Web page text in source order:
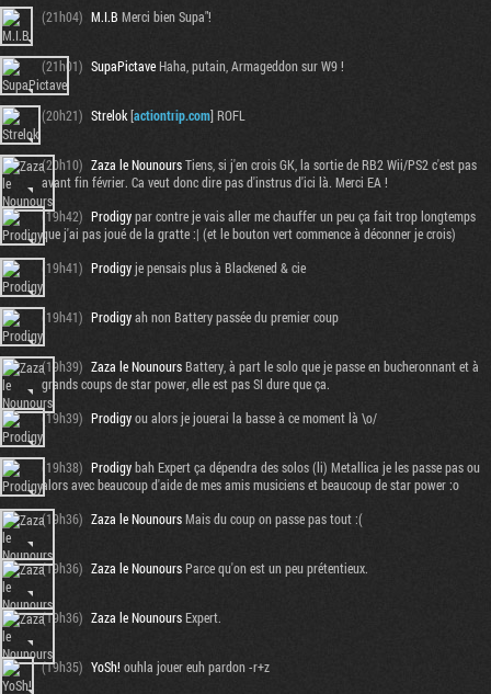
(21h04) M.I.B Merci bien Supa"!
(21h01) SupaPictaveHaha, putain, Armageddon sur W9 !
(20h21) Strelok[actiontrip.com] ROFL
(20h10) Zaza le NounoursTiens, si j'en crois GK, la sortie de RB2 Wii/PS2 c'est pas
avant fin février. Ca veut donc dire pas d'instrus d'ici là. Merci EA !
(19h42) Prodigypar contre je vais aller me chauffer un peu ça fait trop longtemps
que j'ai pas joué de la gratte :| (et le bouton vert commence à déconner je crois)
(19h41) Prodigyje pensais plus à Blackened & cie
(19h41) Prodigyah non Battery passée du premier coup
(19h39) Zaza le NounoursBattery, à part le solo que je passe en bucheronnant et à
grands coups de star power, elle est pas SI dure que ça.
(19h39) Prodigyou alors je jouerai la basse à ce moment là \o/
(19h38) Prodigybah Expert ça dépendra des solos (li) Metallica je les passe pas ou
alors avec beaucoup d'aide de mes amis musiciens et beaucoup de star power :o
(19h36) Zaza le NounoursMais du coup on passe pas tout :(
(19h36) Zaza le NounoursParce qu'on est un peu prétentieux.
(19h36) Zaza le NounoursExpert.
(19h35) YoSh! ouhla jouer euh pardon -r+z